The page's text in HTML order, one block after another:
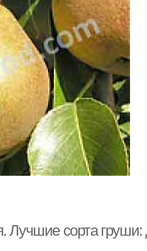
сорта груши: